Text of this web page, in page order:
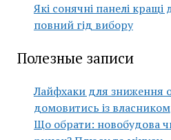
Які сонячні панелі кращі
повний гід вибору
Полезные записи
Лайфхаки для зниження
домовитись із власником
Що обрати: новобудова